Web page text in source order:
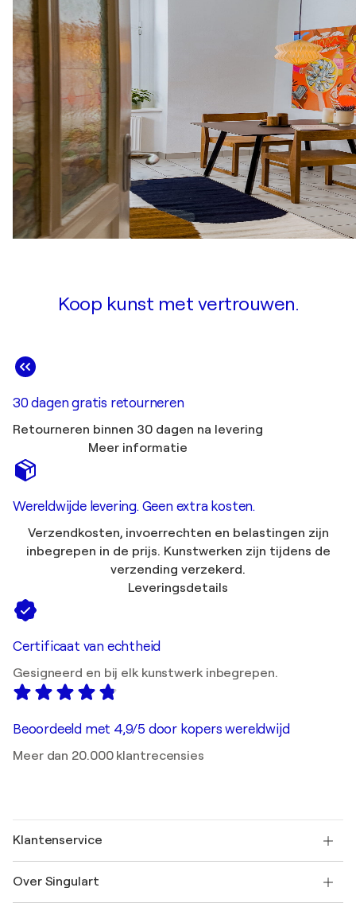
Koop kunst met vertrouwen.
30 dagen gratis retourneren
Retourneren binnen 30 dagen na levering
Meer informatie
Wereldwijde levering. Geen extra kosten.
Verzendkosten, invoerrechten en belastingen zijn
inbegrepen in de prijs. Kunstwerken zijn tijdens de
verzending verzekerd.
Leveringsdetails
Certificaat van echtheid
Gesigneerd en bij elk kunstwerk inbegrepen.
Beoordeeld met 4,9/5 door kopers wereldwijd
Meer dan 20.000 klantrecensies
Klantenservice
Verzenden
Over Singulart